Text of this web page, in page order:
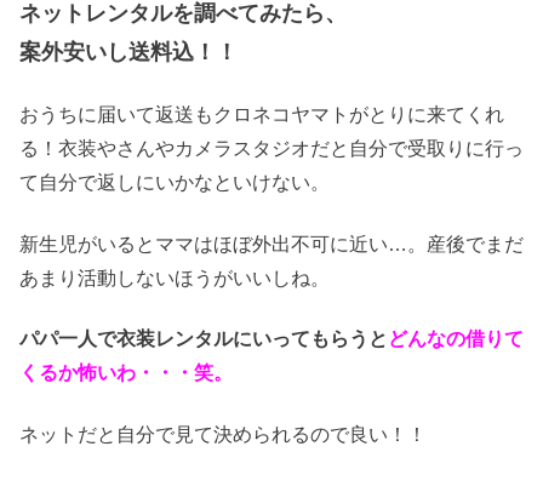
ネットレンタルを調べてみたら、
案外安いし送料込！！
おうちに届いて返送もクロネコヤマトがとりに来てくれ
る！衣装やさんやカメラスタジオだと自分で受取りに行っ
て自分で返しにいかなといけない。
新生児がいるとママはほぼ外出不可に近い…。産後でまだ
あまり活動しないほうがいいしね。
パパ一人で衣装レンタルにいってもらうと どんなの借りて
くるか怖いわ・・・笑。
ネットだと自分で見て決められるので良い！！